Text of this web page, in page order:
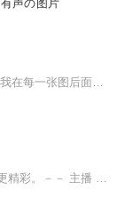
有声の图片